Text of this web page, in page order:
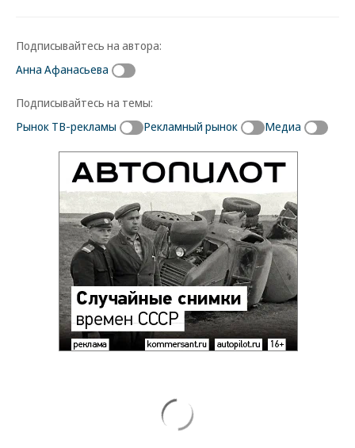
Подписывайтесь на автора:
Анна Афанасьева
Подписывайтесь на темы:
Рынок ТВ-рекламы
Рекламный рынок Медиа